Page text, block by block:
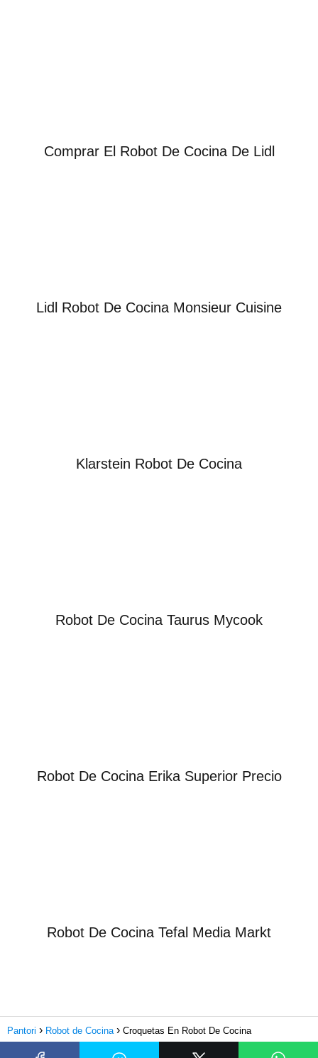
Comprar El Robot De Cocina De Lidl
Lidl Robot De Cocina Monsieur Cuisine
Klarstein Robot De Cocina
Robot De Cocina Taurus Mycook
Robot De Cocina Erika Superior Precio
Robot De Cocina Tefal Media Markt
Pantori Robot de Cocina Croquetas En Robot De Cocina